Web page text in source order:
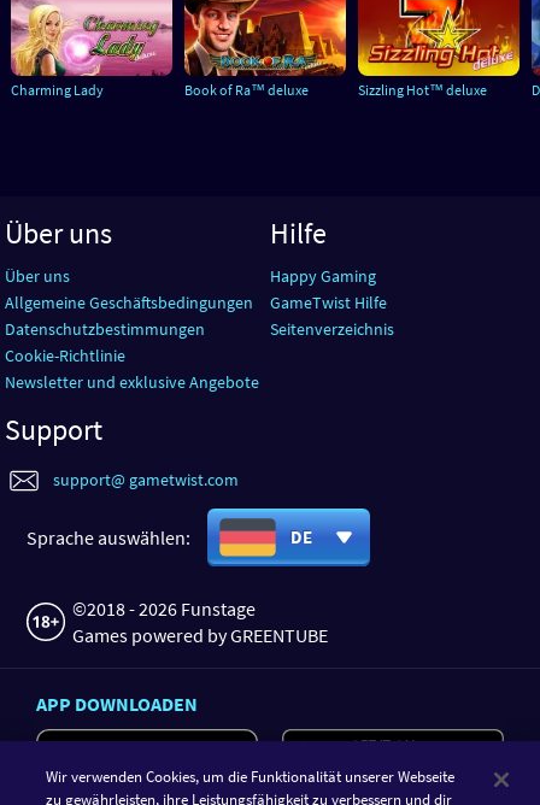
Charming Lady Book of Ra™ deluxe Sizzling Hot™ deluxe
Über uns
Über uns
Allgemeine Geschäftsbedingungen
Datenschutzbestimmungen
Cookie-Richtlinie
Newsletter und exklusive Angebote
Hilfe
Happy Gaming
GameTwist Hilfe
Seitenverzeichnis
Support
support@ gametwist.com
Sprache auswählen: DE
©2018 - 2026 Funstage
Games powered by GREENTUBE
APP DOWNLOADEN
Wir verwenden Cookies, um die Funktionalität unserer Webseite
zu gewährleisten, ihre Leistungsfähigkeit zu verbessern und dir